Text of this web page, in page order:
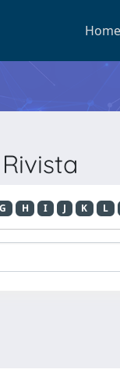
Home
G H I J K L